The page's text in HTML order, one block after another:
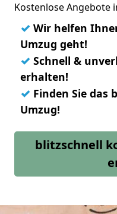
Kostenlose Angebote
✓ Wir helfen
Umzug geht!
✓ Schnell &
erhalten!
✓ Finden Sie das
Umzug!
blitzschnell